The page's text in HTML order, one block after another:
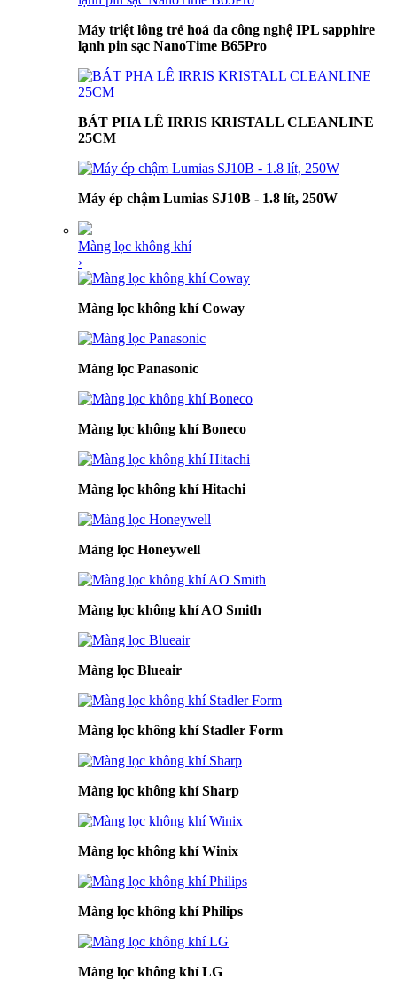
Máy triệt lông trẻ hoá da công nghệ IPL sapphire
lạnh pin sạc NanoTime B65Pro
BÁT PHA LÊ IRRIS KRISTALL CLEANLINE
25CM
Máy ép chậm Lumias SJ10B - 1.8 lít, 250W
Màng lọc không khí
›
Màng lọc không khí Coway
Màng lọc Panasonic
Màng lọc không khí Boneco
Màng lọc không khí Hitachi
Màng lọc Honeywell
Màng lọc không khí AO Smith
Màng lọc Blueair
Màng lọc không khí Stadler Form
Màng lọc không khí Sharp
Màng lọc không khí Winix
Màng lọc không khí Philips
Màng lọc không khí LG